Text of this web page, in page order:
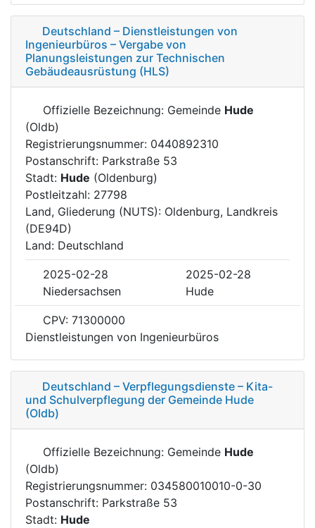
Deutschland – Dienstleistungen von
Ingenieurbüros – Vergabe von
Planungsleistungen zur Technischen
Gebäudeausrüstung (HLS)
Offizielle Bezeichnung: Gemeinde Hude
(Oldb)
Registrierungsnummer: 0440892310
Postanschrift: Parkstraße 53
Stadt: Hude (Oldenburg)
Postleitzahl: 27798
Land, Gliederung (NUTS): Oldenburg, Landkreis
(DE94D)
Land: Deutschland
2025-02-28
2025-02-28
Niedersachsen
Hude
CPV: 71300000
Dienstleistungen von Ingenieurbüros
Deutschland – Verpflegungsdienste – Kita-
und Schulverpflegung der Gemeinde Hude
(Oldb)
Offizielle Bezeichnung: Gemeinde Hude
(Oldb)
Registrierungsnummer: 034580010010-0-30
Postanschrift: Parkstraße 53
Stadt: Hude